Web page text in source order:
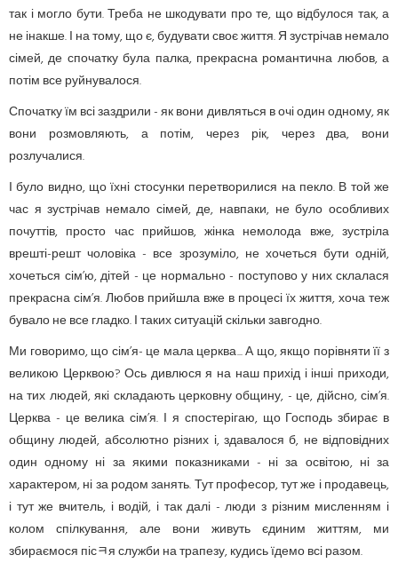
так і могло бути. Треба не шкодувати про те, що відбулося так, а
не інакше. І на тому, що є, будувати своє життя. Я зустрічав немало
сімей, де спочатку була палка, прекрасна романтична любов, а
потім все руйнувалося.
Спочатку їм всі заздрили - як вони дивляться в очі один одному, як
вони розмовляють, а потім, через рік, через два, вони
розлучалися.
І було видно, що їхні стосунки перетворилися на пекло. В той же
час я зустрічав немало сімей, де, навпаки, не було особливих
почуттів, просто час прийшов, жінка немолода вже, зустріла
врешті-решт чоловіка - все зрозуміло, не хочеться бути одній,
хочеться сім’ю, дітей - це нормально - поступово у них склалася
прекрасна сім’я. Любов прийшла вже в процесі їх життя, хоча теж
бувало не все гладко. І таких ситуацій скільки завгодно.
Ми говоримо, що сім’я- це мала церква... А що, якщо порівняти її з
великою Церквою? Ось дивлюся я на наш прихід і інші приходи,
на тих людей, які складають церковну общину, - це, дійсно, сім’я.
Церква - це велика сім’я. І я спостерігаю, що Господь збирає в
общину людей, абсолютно різних і, здавалося б, не відповідних
один одному ні за якими показниками - ні за освітою, ні за
характером, ні за родом занять. Тут професор, тут же і продавець,
і тут же вчитель, і водій, і так далі - люди з різним мисленням і
колом спілкування, але вони живуть єдиним життям, ми
збираємося пісﾻя служби на трапезу, кудись їдемо всі разом.